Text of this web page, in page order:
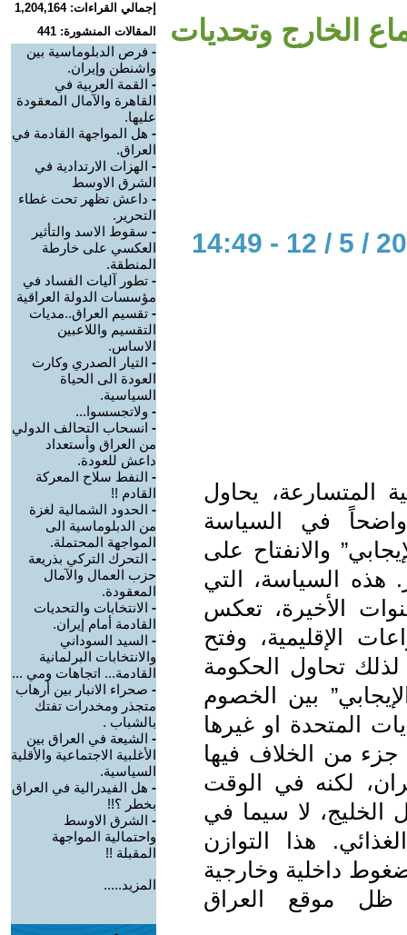
الخارج وتحديات
المتسارعة، يحاول
في السياسة
والانفتاح على
هذه السياسة، التي
الأخيرة، تعكس
الإقليمية، وفتح
تحاول الحكومة
بين الخصوم
المتحدة او غيرها
من الخلاف فيها
لكنه في الوقت
الخليج، لا سيما في
هذا التوازن
داخلية وخارجية
موقع العراق
إجمالي القراءات: 1,204,164
المقالات المنشورة: 441
- فرص الدبلوماسية بين
واشنطن وإيران.
- القمة العربية في
القاهرة والآمال المعقودة
عليها.
- هل المواجهة القادمة في
العراق.
- الهزات الارتدادية في
الشرق الاوسط
- داعش تظهر تحت غطاء
التحرير.
- سقوط الاسد والتأثير
العكسي على خارطة
المنطقة.
- تطور آليات الفساد في
مؤسسات الدولة العراقية
- تقسيم العراق..مديات
التقسيم واللاعبين
الاساس.
- التيار الصدري وكارت
العودة الى الحياة
السياسية.
- ولاتجسسوا...
- انسحاب التحالف الدولي
من العراق وأستعداد
داعش للعودة.
- النفط سلاح المعركة
القادم !!
- الحدود الشمالية لغزة
من الدبلوماسية الى
المواجهة المحتملة.
- التحرك التركي بذريعة
حزب العمال والآمال
المعقودة.
- الانتخابات والتحديات
القادمة أمام إيران.
- السيد السوداني
والانتخابات البرلمانية
القادمة... اتجاهات ومي ...
- صحراء الانبار بين أرهاب
متجذر ومخدرات تفتك
بالشباب .
- ‏الشيعة في العراق بين
الأغلبية الاجتماعية والأقلية
السياسية.
- هل الفيدرالية في العراق
بخطر ؟!!
- الشرق الاوسط
واحتمالية المواجهة
المقبلة !!
المزيد.....